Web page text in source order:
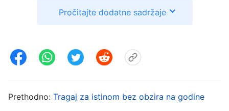
Rekli su da je retko govorila o život-ulasku i kao
da se više fokusirala posao. Shvatila sam da je
Vendi, otkad sarađujem s njom, retko govorila o
život-ulasku, a nije proaktivno govorila ni tokom
Pročitajte dodatne sadržaje
Prethodno: Tragaj za istinom bez obzira na godine